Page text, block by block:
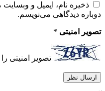
ذخیره نام، ایمیل و
دوباره دیدگاهی می‌نویسم.
تصویر امنیتی *
تصویر امنیتی را